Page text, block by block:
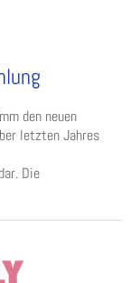
den neuen
letzten Jahres
Die